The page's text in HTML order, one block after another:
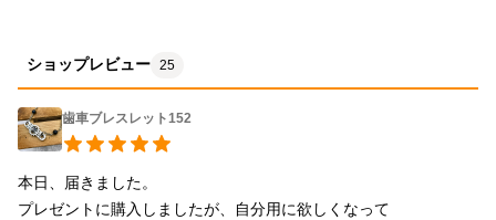
ショップレビュー 25
歯車ブレスレット152
本日、届きました。
プレゼントに購入しましたが、自分用に欲しくなって